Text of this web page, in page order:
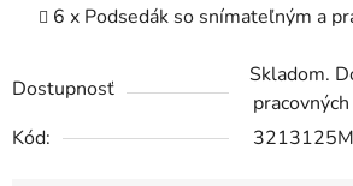
6 x Podsedák so snímateľným a
Dostupnosť
Skladom.
Kód: